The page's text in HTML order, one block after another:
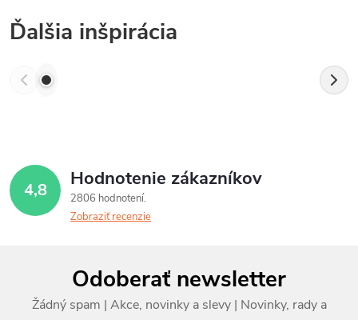
Ďalšia inšpirácia
4,8 Hodnotenie zákazníkov
2806 hodnotení
Zobraziť recenzie
Odoberať newsletter